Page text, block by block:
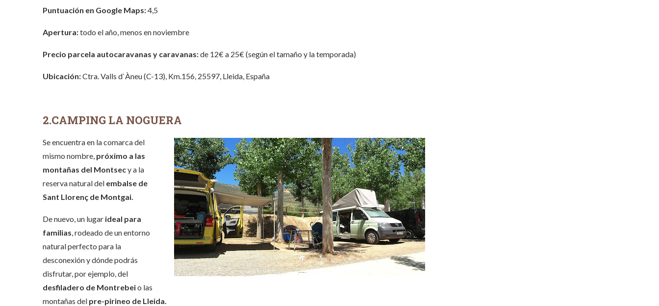
Puntuación en Google Maps:4,5
Apertura:todo el año, menos en noviembre
Precio parcela autocaravanas y caravanas:de 12€ a 25€ (según el tamaño y la temporada)
Ubicación:Ctra. Valls d`Àneu (C-13), Km.156, 25597, Lleida, España
2.CAMPING LA NOGUERA
Se encuentra en la comarca del
mismo nombre, próximo a las
montañas del Montsecy a la
reserva natural del embalse de
Sant Llorenç de Montgai.
De nuevo, un lugar ideal para
familias, rodeado de un entorno
natural perfecto para la
desconexión y dónde podrás
disfrutar, por ejemplo, del
desfiladero de Montrebeio las
montañas del pre-pirineo de Lleida.